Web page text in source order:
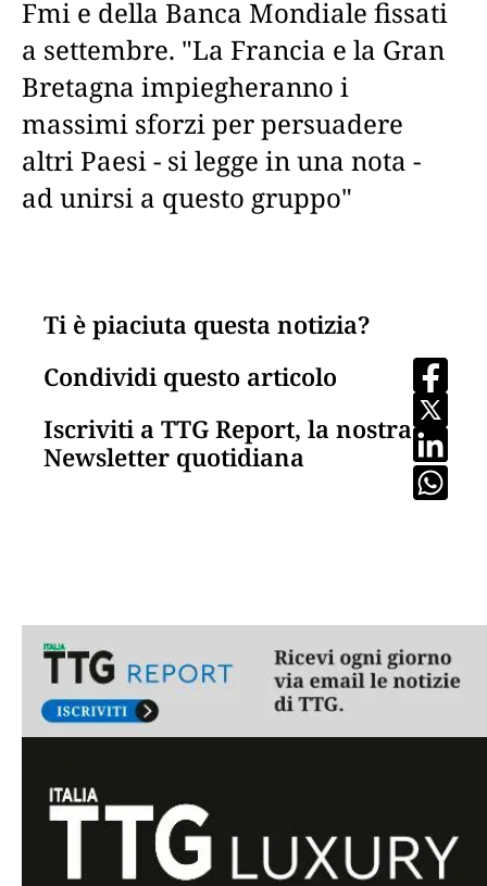
Fmi e della Banca Mondiale fissati
a settembre. "La Francia e la Gran
Bretagna impiegheranno i
massimi sforzi per persuadere
altri Paesi - si legge in una nota -
ad unirsi a questo gruppo"
Ti è piaciuta questa notizia?
Condividi questo articolo
Iscriviti a TTG Report, la nostra
Newsletter quotidiana